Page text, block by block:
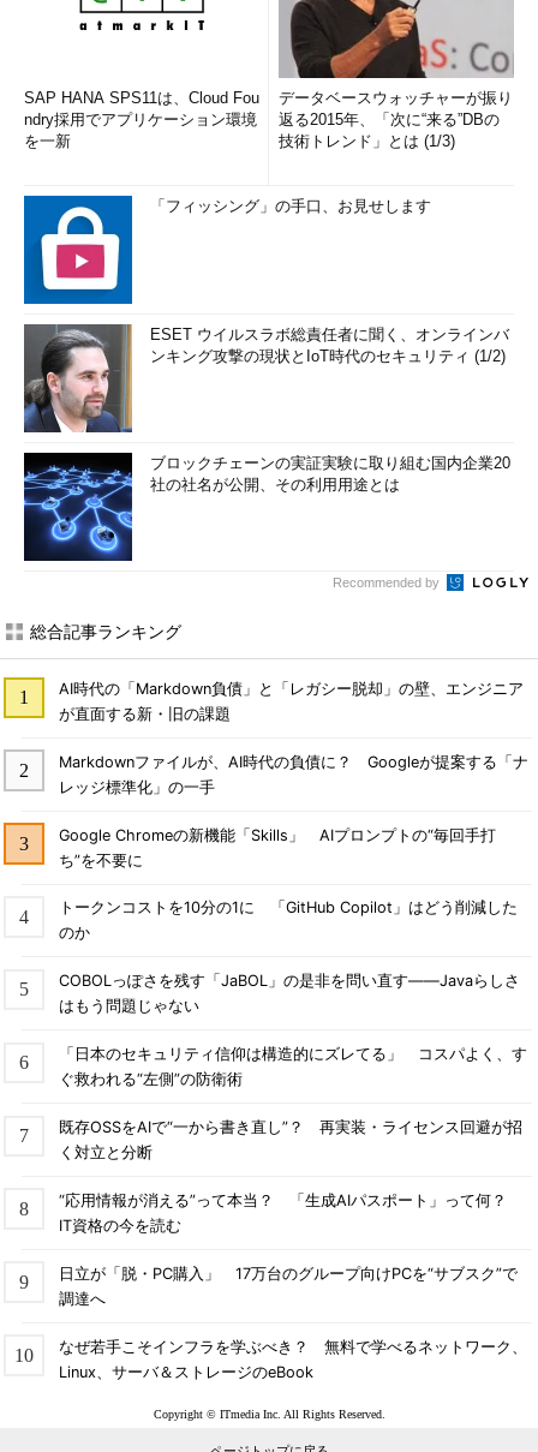
SAP HANA SPS11は、Cloud Fou
ndry採用でアプリケーション環境
を一新
データベースウォッチャーが振り
返る2015年、「次に“来る”DBの
技術トレンド」とは (1/3)
「フィッシング」の手口、お見せします
ESET ウイルスラボ総責任者に聞く、オンラインバ
ンキング攻撃の現状とIoT時代のセキュリティ (1/2)
ブロックチェーンの実証実験に取り組む国内企業20
社の社名が公開、その利用用途とは
Recommended by
総合記事ランキング
AI時代の「Markdown負債」と「レガシー脱却」の壁、エンジニア
が直面する新・旧の課題
Markdownファイルが、AI時代の負債に？ Googleが提案する「ナ
レッジ標準化」の一手
Google Chromeの新機能「Skills」 AIプロンプトの“毎回手打
ち”を不要に
トークンコストを10分の1に 「GitHub Copilot」はどう削減した
のか
COBOLっぽさを残す「JaBOL」の是非を問い直す――Javaらしさ
はもう問題じゃない
「日本のセキュリティ信仰は構造的にズレてる」 コスパよく、す
ぐ救われる“左側”の防衛術
既存OSSをAIで“一から書き直し”？ 再実装・ライセンス回避が招
く対立と分断
“応用情報が消える”って本当？ 「生成AIパスポート」って何？
IT資格の今を読む
日立が「脱・PC購入」 17万台のグループ向けPCを“サブスク”で
調達へ
なぜ若手こそインフラを学ぶべき？ 無料で学べるネットワーク、
Linux、サーバ＆ストレージのeBook
Copyright © ITmedia Inc. All Rights Reserved.